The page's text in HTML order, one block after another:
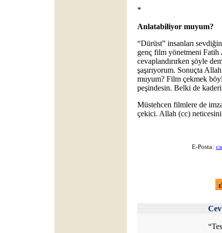
*
Anlatabiliyor muyum?
“Dürüst” insanları
genç film yönetmeni
cevaplandırırken şöyle
şaşırıyorum. Sonuçta
muyum? Film çekmek
peşindesin. Belki de
Müstehcen filmlere de
çekici. Allah (cc)
E-Posta: